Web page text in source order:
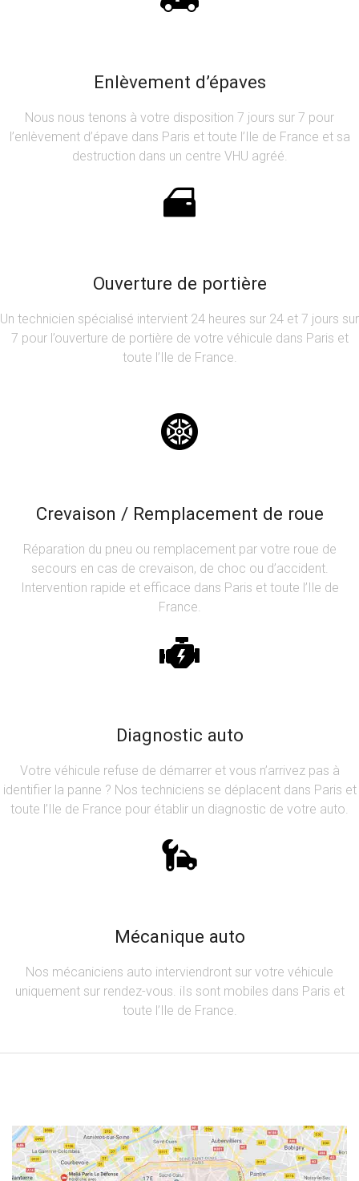
Enlèvement d’épaves
Nous nous tenons à votre disposition 7 jours sur 7 pour
l’enlèvement d’épave dans Paris et toute l’Ile de France et sa
destruction dans un centre VHU agréé.
Ouverture de portière
Un technicien spécialisé intervient 24 heures sur 24 et 7 jours sur
7 pour l’ouverture de portière de votre véhicule dans Paris et
toute l’Ile de France.
Crevaison / Remplacement de roue
Réparation du pneu ou remplacement par votre roue de
secours en cas de crevaison, de choc ou d’accident.
Intervention rapide et efficace dans Paris et toute l’Ile de
France.
Diagnostic auto
Votre véhicule refuse de démarrer et vous n’arrivez pas à
identifier la panne ? Nos techniciens se déplacent dans Paris et
toute l’Ile de France pour établir un diagnostic de votre auto.
Mécanique auto
Nos mécaniciens auto interviendront sur votre véhicule
uniquement sur rendez-vous. iIs sont mobiles dans Paris et
toute l’Ile de France.